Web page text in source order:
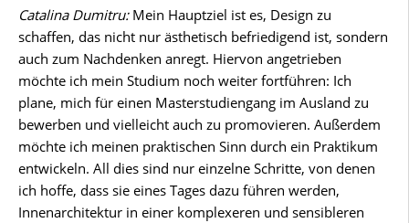
Catalina Dumitru:Mein Hauptziel ist es, Design zu
schaffen, das nicht nur ästhetisch befriedigend ist, sondern
auch zum Nachdenken anregt. Hiervon angetrieben
möchte ich mein Studium noch weiter fortführen: Ich
plane, mich für einen Masterstudiengang im Ausland zu
bewerben und vielleicht auch zu promovieren. Außerdem
möchte ich meinen praktischen Sinn durch ein Praktikum
entwickeln. All dies sind nur einzelne Schritte, von denen
ich hoffe, dass sie eines Tages dazu führen werden,
Innenarchitektur in einer komplexeren und sensibleren